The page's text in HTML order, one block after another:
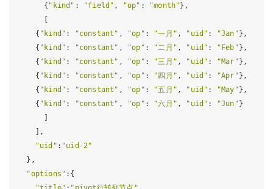
      {
"kind" : "field" , "op" : "month" },
    {
"kind" : "constant" , "op" : "一月" , "uid" : "Jan" },
    {
"kind" : "constant" , "op" : "二月" , "uid" : "Feb" },
    {
"kind" : "constant" , "op" : "三月" , "uid" : "Mar" },
    {
"kind" : "constant" , "op" : "四月" , "uid" : "Apr" },
    {
"kind" : "constant" , "op" : "五月" , "uid" : "May" },
    {
"kind" : "constant" , "op" : "六月" , "uid" : "Jun" }
    ],
"uid" : "uid-2"
  },
"options" :{